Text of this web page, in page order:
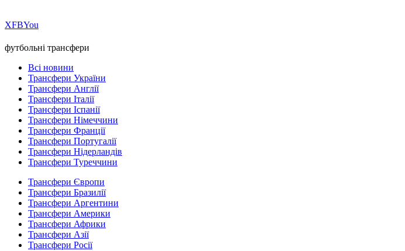
ХFBYou
футбольні трансфери
Всі новини
Трансфери України
Трансфери Англії
Трансфери Італії
Трансфери Іспанії
Трансфери Німеччини
Трансфери Франції
Трансфери Португалії
Трансфери Нідерландів
Трансфери Туреччини
Трансфери Європи
Трансфери Бразилії
Трансфери Аргентини
Трансфери Америки
Трансфери Африки
Трансфери Азії
Трансфери Росії